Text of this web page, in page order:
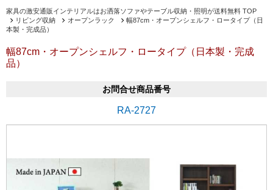
家具の激安通販インテリアルはお洒落ソファやテーブル収納・照明が送料無料 TOP
リビング収納
オープンラック
幅87cm・オープンシェルフ・ロータイプ（日
本製・完成品）
幅87cm・オープンシェルフ・ロータイプ（日本製・完成
品）
お問合せ商品番号
RA-2727